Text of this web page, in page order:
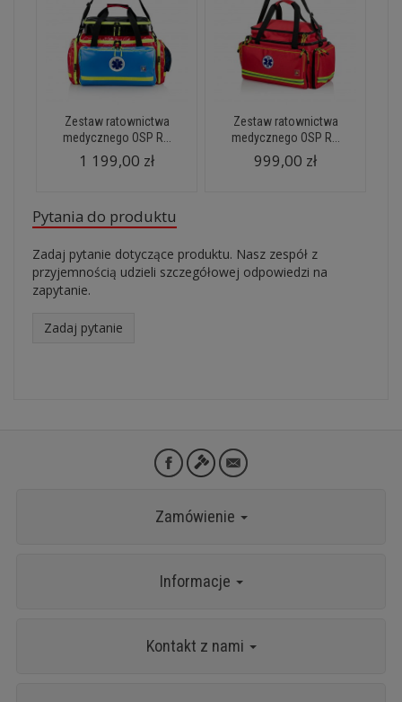
Zestaw ratownictwa
medycznego OSP R...
1 199,00 zł
Zestaw ratownictwa
medycznego OSP R...
999,00 zł
Pytania do produktu
Zadaj pytanie dotyczące produktu. Nasz zespół z
przyjemnością udzieli szczegółowej odpowiedzi na
zapytanie.
Zadaj pytanie
Zamówienie
Informacje
Kontakt z nami